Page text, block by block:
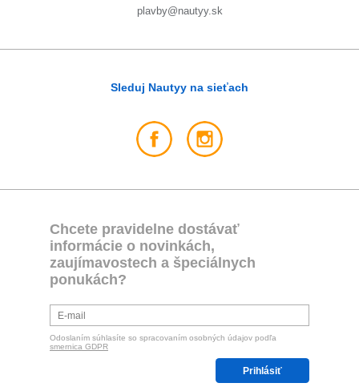
plavby@nautyy.sk
Sleduj Nautyy na sieťach
Chcete pravidelne dostávať
informácie o novinkách,
zaujímavostech a špeciálnych
ponukách?
Odoslaním súhlasíte so spracovaním osobných údajov podľa
smernica GDPR
Prihlásiť